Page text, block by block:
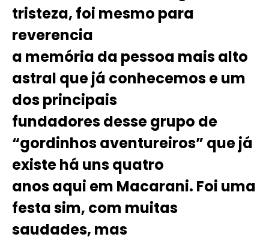
tristeza, foi mesmo para
reverencia
a memória da pessoa mais alto
astral que já conhecemos e um
dos principais
fundadores desse grupo de
“gordinhos aventureiros” que já
existe há uns quatro
anos aqui em Macarani. Foi uma
festa sim, com muitas
saudades, mas